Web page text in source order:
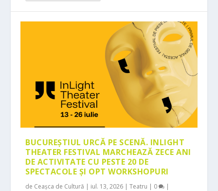
BUCUREȘTIUL URCĂ PE SCENĂ. INLIGHT
THEATER FESTIVAL MARCHEAZĂ ZECE ANI
DE ACTIVITATE CU PESTE 20 DE
SPECTACOLE ȘI OPT WORKSHOPURI
de Ceașca de Cultură | iul. 13, 2026 |Teatru | 0 |